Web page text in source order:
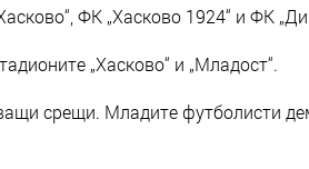
ФК „Хасково 1924“ и ФК
„Хасково“ и „Младост“.
срещи. Младите футболисти